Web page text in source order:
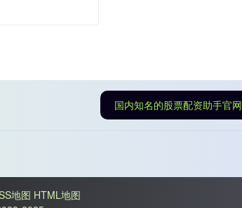
国内知名的股票配资助手官网
地图 HTML地图